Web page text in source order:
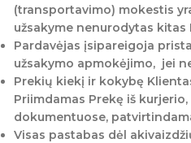
(transportavimo) mokestis
užsakyme nenurodytas
Pardavėjas įsipareigoja
užsakymo apmokėjimo, jei
Prekių kiekį ir kokybę
Priimdamas Prekę iš
dokumentuose,
Visas pastabas dėl